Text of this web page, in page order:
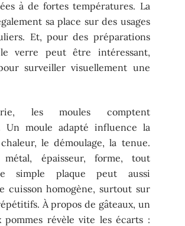
à de fortes températures. La
sa place sur des usages
Et, pour des préparations
le verre peut être intéressant,
surveiller visuellement une
les moules comptent
Un moule adapté influence la
le démoulage, la tenue.
épaisseur, forme, tout
simple plaque peut aussi
cuisson homogène, surtout sur
À propos de gâteaux, un
pommes révèle vite les écarts :